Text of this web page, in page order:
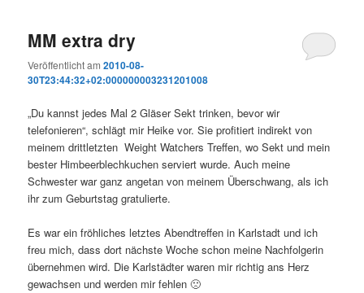
MM extra dry
Veröffentlicht am2010-08-
30T23:44:32+02:000000003231201008
„Du kannst jedes Mal 2 Gläser Sekt trinken, bevor wir
telefonieren“, schlägt mir Heike vor. Sie profitiert indirekt von
meinem drittletzten Weight Watchers Treffen, wo Sekt und mein
bester Himbeerblechkuchen serviert wurde. Auch meine
Schwester war ganz angetan von meinem Überschwang, als ich
ihr zum Geburtstag gratulierte.
Es war ein fröhliches letztes Abendtreffen in Karlstadt und ich
freu mich, dass dort nächste Woche schon meine Nachfolgerin
übernehmen wird. Die Karlstädter waren mir richtig ans Herz
gewachsen und werden mir fehlen 🙁